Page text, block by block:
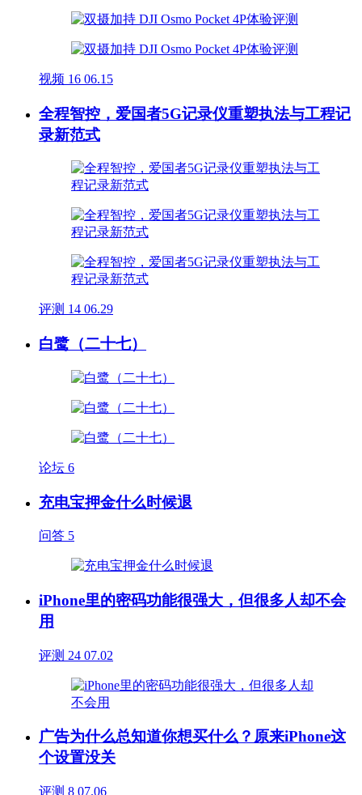
视频 16 06.15
全程智控，爱国者5G记录仪重塑执法与工程记
录新范式
评测 14 06.29
白鹭（二十七）
论坛 6
充电宝押金什么时候退
问答 5
iPhone里的密码功能很强大，但很多人却不会
用
评测 24 07.02
广告为什么总知道你想买什么？原来iPhone这
个设置没关
评测 8 07.06